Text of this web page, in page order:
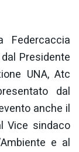
Federcaccia
Presidente
UNA, Atc
dal
anche il
Vice sindaco
e al